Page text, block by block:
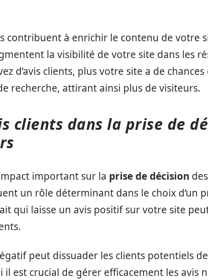
contribuent à enrichir le contenu de votre
la visibilité de votre site dans les
d’avis clients, plus votre site a de
recherche, attirant ainsi plus de visiteurs.
clients dans la prise de
important sur la prise de décision des
un rôle déterminant dans le choix d’un
qui laisse un avis positif sur votre site
peut dissuader les clients potentiels
il est crucial de gérer efficacement les avis